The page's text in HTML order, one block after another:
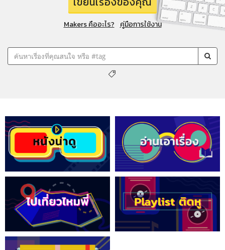
Makers คืออะไร? คู่มือการใช้งาน